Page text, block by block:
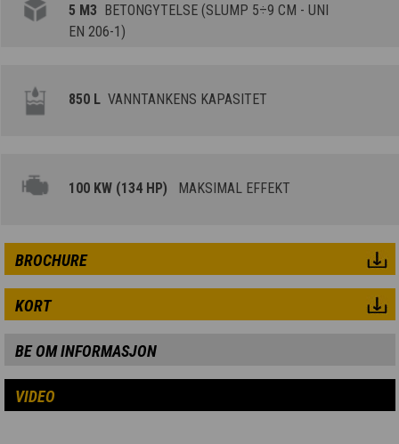
5 M3 BETONGYTELSE (SLUMP 5÷9 CM - UNI
EN 206-1)
850 L VANNTANKENS KAPASITET
100 KW (134 HP) MAKSIMAL EFFEKT
BROCHURE
KORT
BE OM INFORMASJON
VIDEO